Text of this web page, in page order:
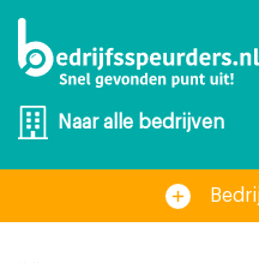
Naar alle bedrijven